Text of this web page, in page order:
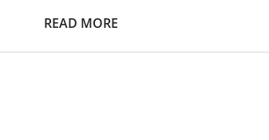
READ MORE